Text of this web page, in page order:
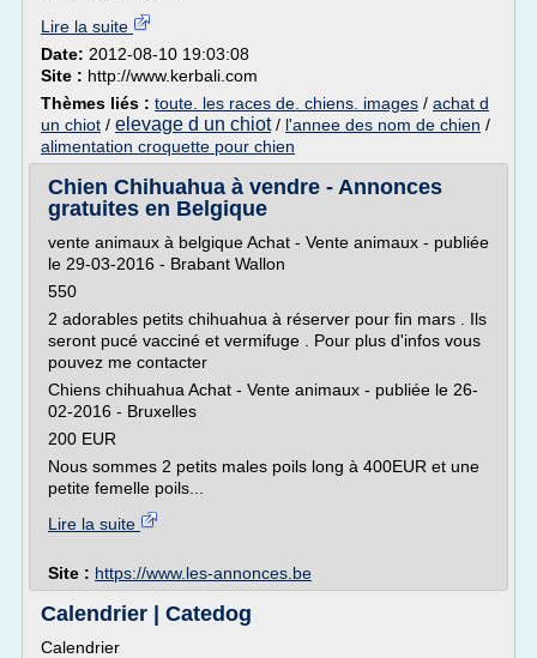
Lire la suite
Date: 2012-08-10 19:03:08
Site : http://www.kerbali.com
Thèmes liés : toute. les races de. chiens. images / achat d
un chiot / elevage d un chiot/ l'annee des nom de chien /
alimentation croquette pour chien
Chien Chihuahua à vendre - Annonces
gratuites en Belgique
vente animaux à belgique Achat - Vente animaux - publiée
le 29-03-2016 - Brabant Wallon
550
2 adorables petits chihuahua à réserver pour fin mars . Ils
seront pucé vacciné et vermifuge . Pour plus d'infos vous
pouvez me contacter
Chiens chihuahua Achat - Vente animaux - publiée le 26-
02-2016 - Bruxelles
200 EUR
Nous sommes 2 petits males poils long à 400EUR et une
petite femelle poils...
Lire la suite
Site : https://www.les-annonces.be
Calendrier | Catedog
Calendrier